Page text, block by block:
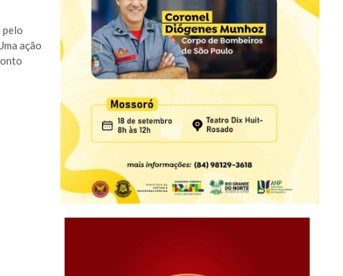
pelo
ação